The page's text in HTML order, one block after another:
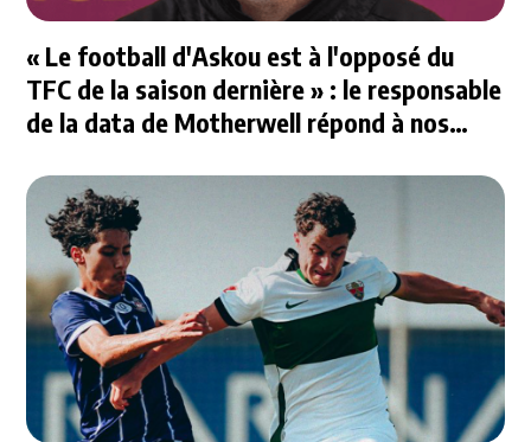
« Le football d'Askou est à l'opposé du
TFC de la saison dernière » : le responsable
de la data de Motherwell répond à nos